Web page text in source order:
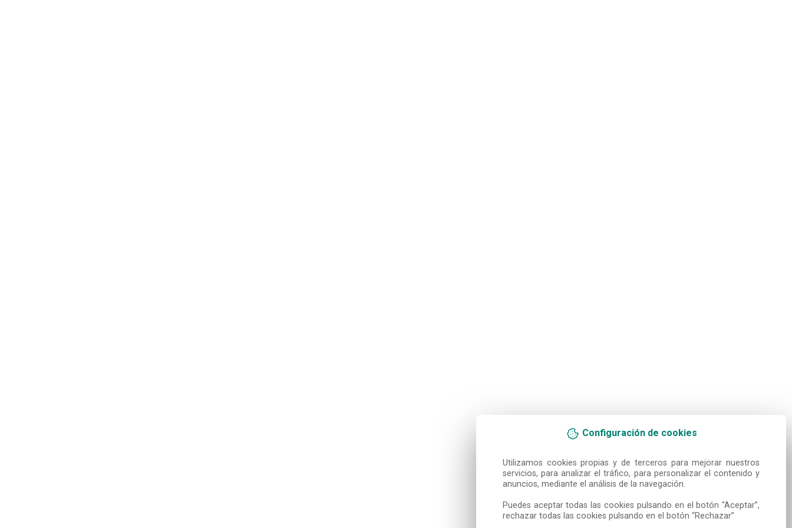
Configuración de cookies
Utilizamos cookies propias y de terceros para mejorar nuestros
servicios, para analizar el tráfico, para personalizar el contenido y
anuncios, mediante el análisis de la navegación.
Puedes aceptar todas las cookies pulsando en el botón “Aceptar”,
rechazar todas las cookies pulsando en el botón “Rechazar”